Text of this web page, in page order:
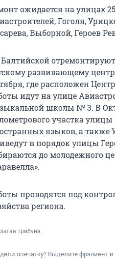
ожидается на улицах
Гоголя,
Выборной, Героев
развивающему
где расположен
идут на улице
школы № 3. В
участка
языков, а также
в порядок улицы
до молодежного
проводятся под
региона.
трибуна.
опечатку? Выделите фрагмент